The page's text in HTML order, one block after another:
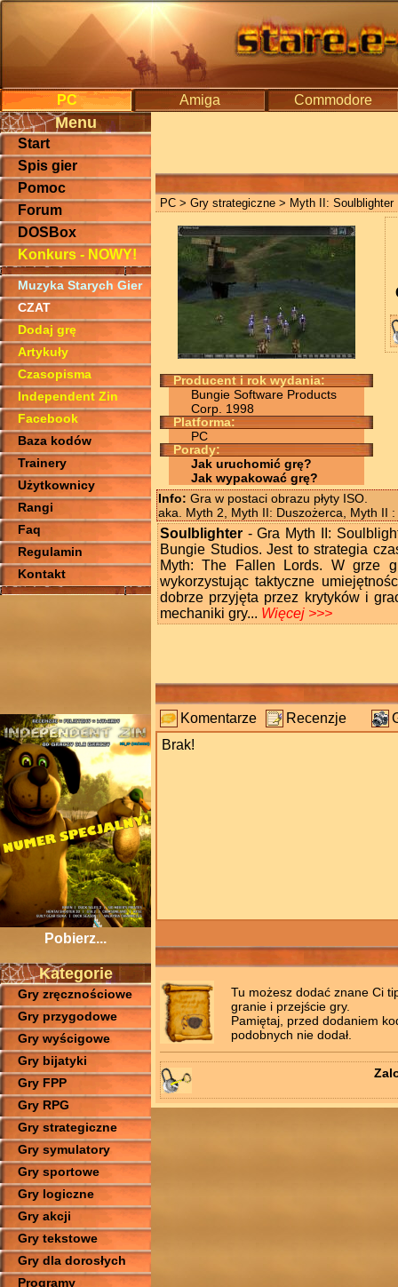
PC Amiga Commodore
Menu
Start
Spis gier
Pomoc
Forum
DOSBox
Konkurs - NOWY!
Muzyka Starych Gier
CZAT
Dodaj grę
Artykuły
Czasopisma
Independent Zin
Facebook
Baza kodów
Trainery
Użytkownicy
Rangi
Faq
Regulamin
Kontakt
Pobierz...
Kategorie
Gry zręcznościowe
Gry przygodowe
Gry wyścigowe
Gry bijatyki
Gry FPP
Gry RPG
Gry strategiczne
Gry symulatory
Gry sportowe
Gry logiczne
Gry akcji
Gry tekstowe
Gry dla dorosłych
Programy
PC > Gry strategiczne > Myth II: Soulblighter
Producent i rok wydania:
Bungie Software Products
Corp. 1998
Platforma:
PC
Porady:
Jak uruchomić grę?
Jak wypakować grę?
Info: Gra w postaci obrazu płyty ISO.
aka. Myth 2, Myth II: Duszożerca, Myth II
Soulblighter - Gra Myth II:
Bungie Studios. Jest to strategia
Myth: The Fallen Lords. W grze
wykorzystując taktyczne
dobrze przyjęta przez krytyków i
mechaniki gry... Więcej >>>
Komentarze Recenzje
Brak!
Tu możesz dodać znane Ci
granie i przejście gry.
Pamiętaj, przed dodaniem
podobnych nie dodał.